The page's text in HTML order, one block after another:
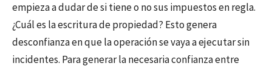
empieza a dudar de si tiene o no sus impuestos en regla.
¿Cuál es la escritura de propiedad? Esto genera
desconfianza en que la operación se vaya a ejecutar sin
incidentes. Para generar la necesaria confianza entre